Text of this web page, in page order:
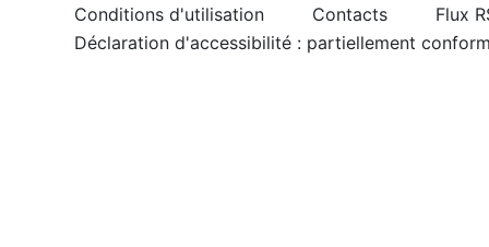
Conditions d'utilisation Contacts
Flux
Déclaration d'accessibilité : partiellement